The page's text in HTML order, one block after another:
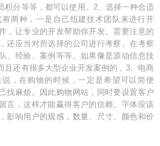
积分等等，都可以使用。2、选择一种合适
两种，一是自己组建技术团队来进行开
，让专业的开发帮助你开发。需要注意的
还应当对所选择的公司进行考察。在考察
、经验、案例等等。如果像是源动信息技
且还有很多大型企业开发案例的，3、电商
，在购物的时候，一定是希望可以简便
找麻烦。因此购物网站，同时要设置客户
言，这样才能赢得客户的信赖。字体应该
影响用户的观感，数量、尺寸、颜色和价